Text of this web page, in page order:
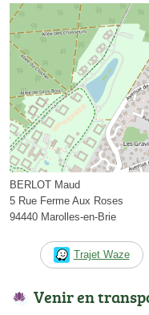
BERLOT Maud
5 Rue Ferme Aux Roses
94440 Marolles-en-Brie
Trajet Waze
Venir en